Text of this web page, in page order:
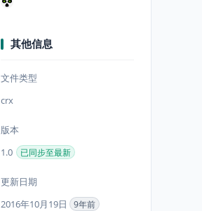
其他信息
文件类型
crx
版本
1.0
已同步至最新
更新日期
2016年10月19日
9年前